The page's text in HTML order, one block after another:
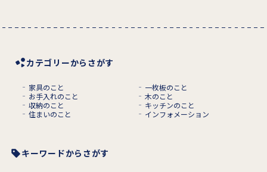
カテゴリーからさがす
家具のこと
一枚板のこと
お手入れのこと
木のこと
収納のこと
キッチンのこと
住まいのこと
インフォメーション
キーワードからさがす